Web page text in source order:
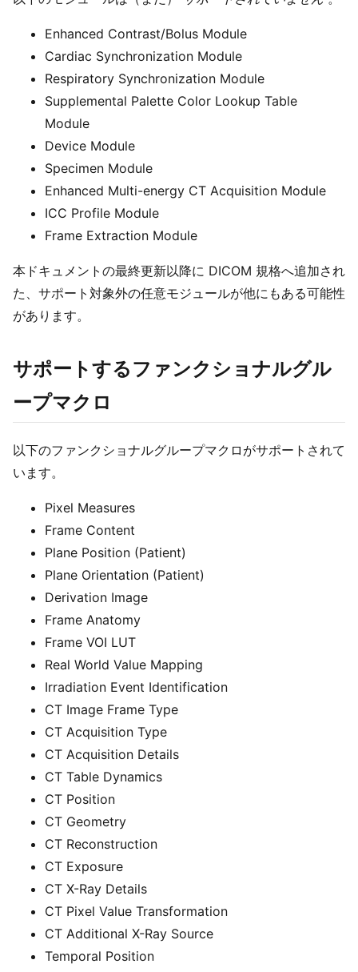
Enhanced Contrast/Bolus Module
Cardiac Synchronization Module
Respiratory Synchronization Module
Supplemental Palette Color Lookup Table
Module
Device Module
Specimen Module
Enhanced Multi-energy CT Acquisition Module
ICC Profile Module
Frame Extraction Module
本ドキュメントの最終更新以降に DICOM 規格へ追加され
た、サポート対象外の任意モジュールが他にもある可能性
があります。
サポートするファンクショナルグル
ープマクロ
以下のファンクショナルグループマクロがサポートされて
います。
Pixel Measures
Frame Content
Plane Position (Patient)
Plane Orientation (Patient)
Derivation Image
Frame Anatomy
Frame VOI LUT
Real World Value Mapping
Irradiation Event Identification
CT Image Frame Type
CT Acquisition Type
CT Acquisition Details
CT Table Dynamics
CT Position
CT Geometry
CT Reconstruction
CT Exposure
CT X-Ray Details
CT Pixel Value Transformation
CT Additional X-Ray Source
Temporal Position